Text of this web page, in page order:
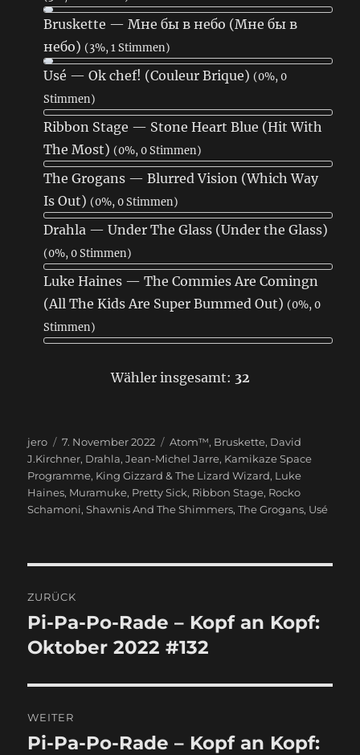
Bruskette — Мне бы в небо (Мне бы в
небо) (3%, 1 Stimmen)
Usé — Ok chef! (Couleur Brique) (0%, 0
Stimmen)
Ribbon Stage — Stone Heart Blue (Hit With
The Most) (0%, 0 Stimmen)
The Grogans — Blurred Vision (Which Way
Is Out) (0%, 0 Stimmen)
Drahla — Under The Glass (Under the Glass)
(0%, 0 Stimmen)
Luke Haines — The Commies Are Comingn
(All The Kids Are Super Bummed Out) (0%, 0
Stimmen)
Wähler insgesamt: 32
Autor
jero
Veröffentlicht
am
7. November 2022 Schlagwörter
Atom™, Bruskette, David
J.Kirchner, Drahla,Jean-Michel Jarre, Kamikaze Space
Programme, King Gizzard & The Lizard Wizard, Luke
Haines, Muramuke, Pretty Sick, Ribbon Stage, Rocko
Schamoni,Shawnis And The Shimmers,The Grogans, Usé
ZURÜCK
Vorheriger
Beitrag:
Pi-Pa-Po-Rade – Kopf an Kopf:
Oktober 2022 #132
WEITER
Nächster
Pi-Pa-Po-Rade – Kopf an Kopf: